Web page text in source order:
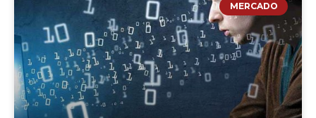
MERCADO